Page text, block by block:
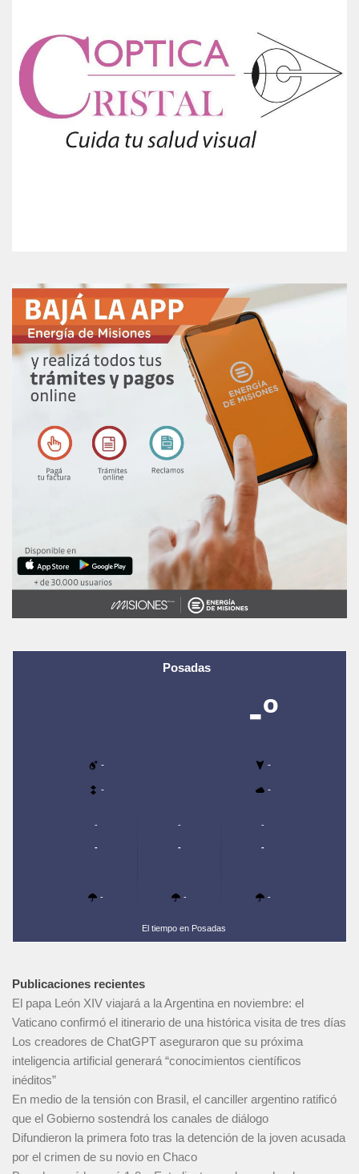
Posadas
-º
- -
- -
-
-
-
-
-
-
-
-
-
El tiempo en Posadas
Publicaciones recientes
El papa León XIV viajará a la Argentina en noviembre: el
Vaticano confirmó el itinerario de una histórica visita de tres días
Los creadores de ChatGPT aseguraron que su próxima
inteligencia artificial generará “conocimientos científicos
inéditos”
En medio de la tensión con Brasil, el canciller argentino ratificó
que el Gobierno sostendrá los canales de diálogo
Difundieron la primera foto tras la detención de la joven acusada
por el crimen de su novio en Chaco